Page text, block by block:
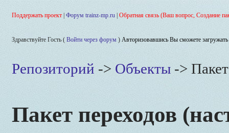
Поддержать проект Форум trainz-mp.ru Обратная связь (Ваш вопрос, Создание
Здравствуйте Гость ( Войти через форум ) Авторизовавшись Вы сможете
Репозиторий -> Объекты ->
Пакет переходов